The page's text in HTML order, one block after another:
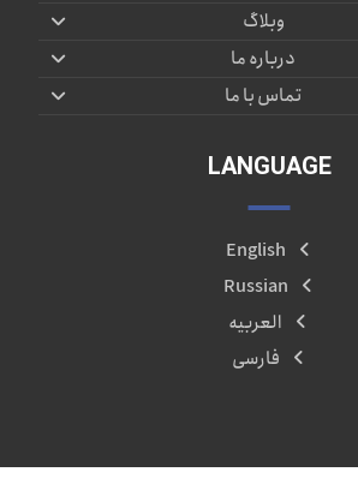
وبلاگ
درباره ما
تماس با ما
LANGUAGE
English
Russian
العربیه
فارسی